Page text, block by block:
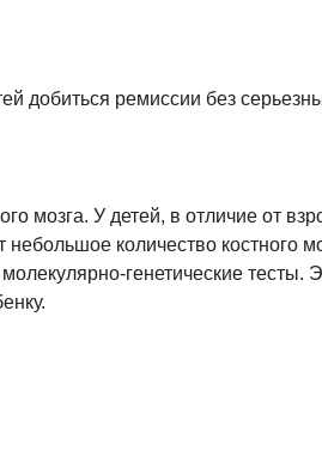
добиться ремиссии без
мозга. У детей, в отличие от
количество костного
генетические тесты.